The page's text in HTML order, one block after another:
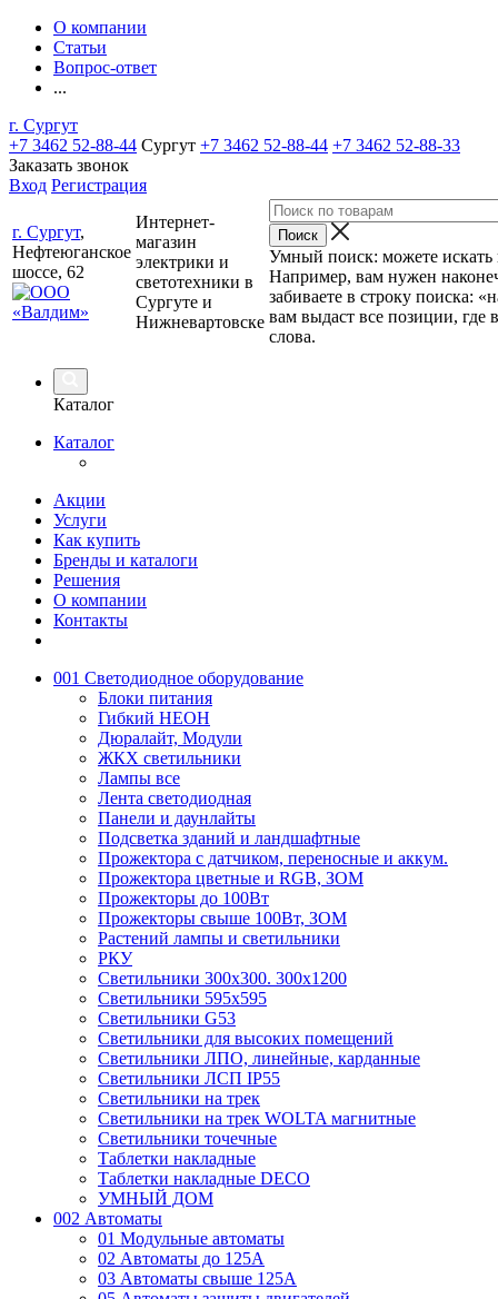
О компании
Статьи
Вопрос-ответ
...
г. Сургут
+7 3462 52-88-44 Сургут +7 3462 52-88-44 +7 3462 52-88-33
Заказать звонок
Вход Регистрация
г. Сургут,
Нефтеюганское
шоссе, 62
Интернет-
магазин
электрики и
светотехники в
Сургуте и
Нижневартовске
Умный поиск: можете искать
Например, вам нужен
забиваете в строку поиска:
вам выдаст все позиции, где
слова.
Каталог
Каталог
Акции
Услуги
Как купить
Бренды и каталоги
Решения
О компании
Контакты
001 Светодиодное оборудование
Блоки питания
Гибкий НЕОН
Дюралайт, Модули
ЖКХ светильники
Лампы все
Лента светодиодная
Панели и даунлайты
Подсветка зданий и ландшафтные
Прожектора с датчиком, переносные и аккум.
Прожектора цветные и RGB, ЗОМ
Прожекторы до 100Вт
Прожекторы свыше 100Вт, ЗОМ
Растений лампы и светильники
РКУ
Светильники 300х300. 300х1200
Светильники 595х595
Светильники G53
Светильники для высоких помещений
Светильники ЛПО, линейные, карданные
Светильники ЛСП IP55
Светильники на трек
Светильники на трек WOLTA магнитные
Светильники точечные
Таблетки накладные
Таблетки накладные DECO
УМНЫЙ ДОМ
002 Автоматы
01 Модульные автоматы
02 Автоматы до 125А
03 Автоматы свыше 125А